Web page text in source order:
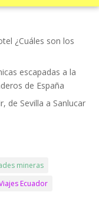
¿Cuáles son los
escapadas a la
de España
de Sevilla a Sanlucar
mineras
Ecuador